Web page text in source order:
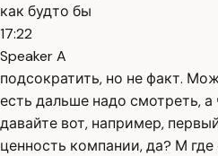
как будто бы
17:22
Speaker A
подсократить, но не факт.
есть дальше надо смотреть,
давайте вот, например,
ценность компании, да? М где